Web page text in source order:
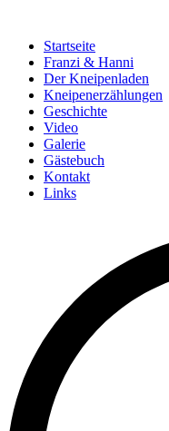
Startseite
Franzi & Hanni
Der Kneipenladen
Kneipenerzählungen
Geschichte
Video
Galerie
Gästebuch
Kontakt
Links